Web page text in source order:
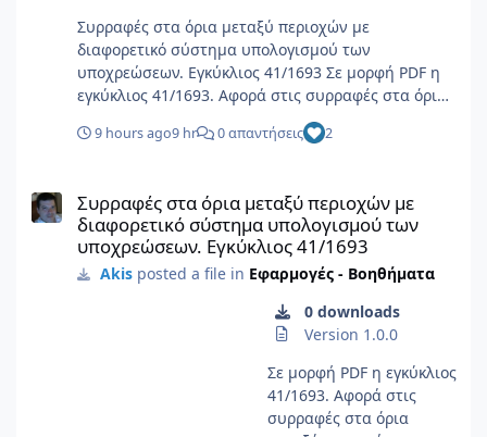
Συρραφές στα όρια μεταξύ περιοχών με
διαφορετικό σύστημα υπολογισμού των
υποχρεώσεων. Εγκύκλιος 41/1693 Σε μορφή PDF η
εγκύκλιος 41/1693. Αφορά στις συρραφές στα όρια
μεταξύ περιοχών με διαφορετικό σύστημα
υπολογισμού των υποχρεώσεων, με τα
Εφαρμογές - Βοηθήματα Προβολή αρχείου
9 hours ago9 hr 0 απαντήσεις 2
Συρραφές στα όρια μεταξύ περιοχών με
διαφορετικό σύστημα υπολογισμού των
υποχρεώσεων. Εγκύκλιος 41/1693
Akisposted a file in Εφαρμογές - Βοηθήματα
0 downloads
Version 1.0.0
Σε μορφή PDF η εγκύκλιος
41/1693. Αφορά στις
συρραφές στα όρια